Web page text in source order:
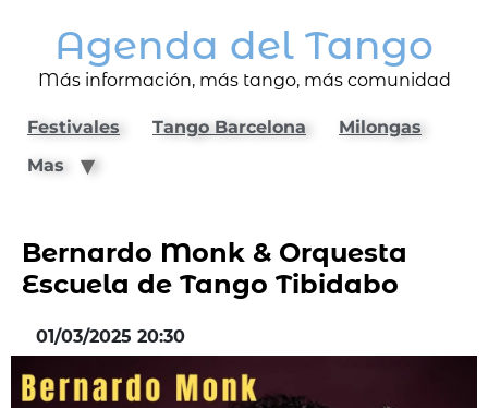
Agenda del Tango
Más información, más tango, más comunidad
Festivales Tango Barcelona
Milongas
Mas
Bernardo Monk & Orquesta
Escuela de Tango Tibidabo
01/03/2025 20:30